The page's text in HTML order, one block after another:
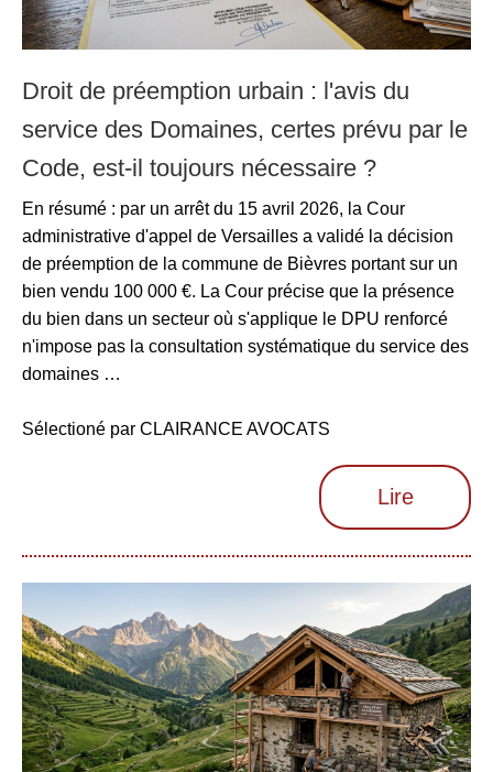
Droit de préemption urbain : l'avis du
service des Domaines, certes prévu par le
Code, est-il toujours nécessaire ?
En résumé : par un arrêt du 15 avril 2026, la Cour
administrative d'appel de Versailles a validé la décision
de préemption de la commune de Bièvres portant sur un
bien vendu 100 000 €. La Cour précise que la présence
du bien dans un secteur où s'applique le DPU renforcé
n'impose pas la consultation systématique du service des
domaines …
Sélectioné par CLAIRANCE AVOCATS
Lire